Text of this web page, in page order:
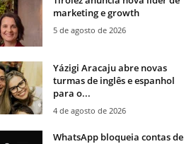
marketing e growth
5 de agosto de 2026
Yázigi Aracaju abre novas
turmas de inglês e espanhol
para o...
4 de agosto de 2026
WhatsApp bloqueia contas de